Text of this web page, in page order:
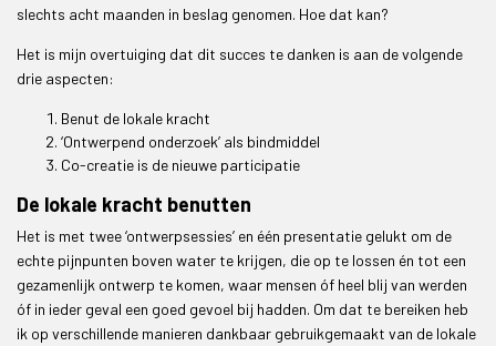
slechts acht maanden in beslag genomen. Hoe dat kan?
Het is mijn overtuiging dat dit succes te danken is aan de volgende
drie aspecten:
Benut de lokale kracht
‘Ontwerpend onderzoek’ als bindmiddel
Co-creatie is de nieuwe participatie
De lokale kracht benutten
Het is met twee ‘ontwerpsessies’ en één presentatie gelukt om de
echte pijnpunten boven water te krijgen, die op te lossen én tot een
gezamenlijk ontwerp te komen, waar mensen óf heel blij van werden
óf in ieder geval een goed gevoel bij hadden. Om dat te bereiken heb
ik op verschillende manieren dankbaar gebruikgemaakt van de lokale